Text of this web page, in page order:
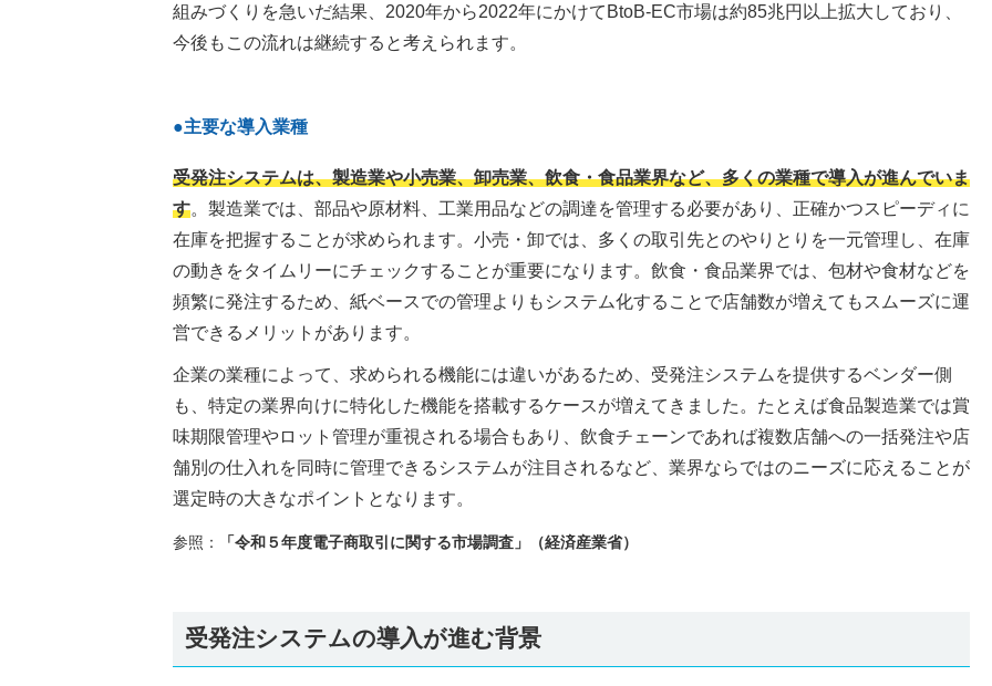
組みづくりを急いだ結果、2020年から2022年にかけてBtoB-EC市場は約85兆円以上拡大しており、
今後もこの流れは継続すると考えられます。
●主要な導入業種
受発注システムは、製造業や小売業、卸売業、飲食・食品業界など、多くの業種で導入が進んでいま
す。製造業では、部品や原材料、工業用品などの調達を管理する必要があり、正確かつスピーディに
在庫を把握することが求められます。小売・卸では、多くの取引先とのやりとりを一元管理し、在庫
の動きをタイムリーにチェックすることが重要になります。飲食・食品業界では、包材や食材などを
頻繁に発注するため、紙ベースでの管理よりもシステム化することで店舗数が増えてもスムーズに運
営できるメリットがあります。
企業の業種によって、求められる機能には違いがあるため、受発注システムを提供するベンダー側
も、特定の業界向けに特化した機能を搭載するケースが増えてきました。たとえば食品製造業では賞
味期限管理やロット管理が重視される場合もあり、飲食チェーンであれば複数店舗への一括発注や店
舗別の仕入れを同時に管理できるシステムが注目されるなど、業界ならではのニーズに応えることが
選定時の大きなポイントとなります。
参照： 「令和５年度電子商取引に関する市場調査」（経済産業省）
受発注システムの導入が進む背景